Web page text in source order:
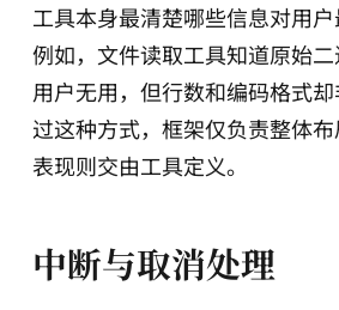
工具本身最清楚哪些信息对用户
例如，文件读取工具知道原始
用户无用，但行数和编码格式
过这种方式，框架仅负责整体
表现则交由工具定义。
中断与取消处理